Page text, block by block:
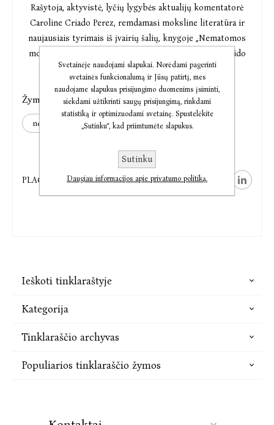
Rašytoja, aktyvistė, lyčių lygybės aktualijų komentatorė
Caroline Criado Perez, remdamasi moksline literatūra ir
naujausiais tyrimais iš įvairių šalių, knygoje „Nematomos
moterys“ (iš anglų kalbos vertė Daiva Repečkaitė, išleido
leidykla „Baltos lankos“) atskleidžia, kaip su lytimi
susijusių duomenų spragos veikia ne tik visą pasaulį, bet ir
kiekvieno iš mūsų, vyro ar moters, kasdienius veiksmus,
pasirinkimus, net gyvenimo būdą. Ji svarsto, kaip,
užpildžius duomenų spragas, pasaulis galėtų tapti visoms
Žymos: caroline criado perez
nematomos moterys savaitės laimikis
PLAČIAU
Ieškoti tinklaraštyje
Kategorija
Tinklaraščio archyvas
Populiarios tinklaraščio žymos
Svetainėje naudojami slapukai. Norėdami pagerinti
svetainės funkcionalumą ir Jūsų patirtį, mes
naudojame slapukus prisijungimo duomenims įsiminti,
siekdami užtikrinti saugų prisijungimą, rinkdami
statistiką ir optimizuodami svetainę. Spustelėkite
„Sutinku“, kad priimtumėte slapukus.
Sutinku
Daugiau informacijos apie privatumo politiką.